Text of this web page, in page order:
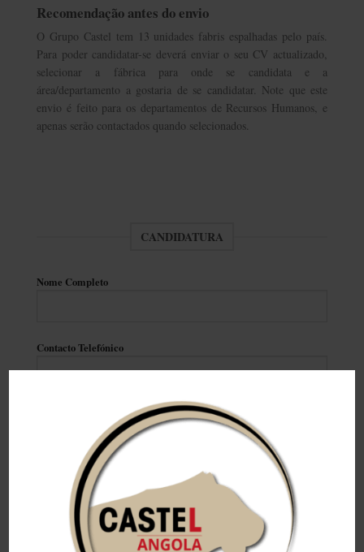
Recomendação antes do envio
O Grupo Castel tem 13 unidades fabris espalhadas pelo país.
Para poder candidatar-se deverá enviar o seu CV actualizado,
selecionar a fábrica para onde se candidata e a
área/departamento a gostaria de se candidatar. Note que este
envio é feito para os departamentos de Recursos Humanos, e
apenas serão contactados quando selecionados.
CANDIDATURA
Nome Completo
Contacto Telefónico
Área/Departamento
Fábricas